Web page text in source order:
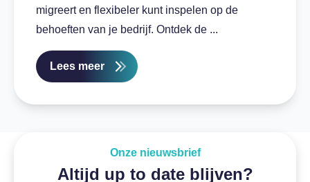
migreert en flexibeler kunt inspelen op de
behoeften van je bedrijf. Ontdek de ...
Lees meer
Onze nieuwsbrief
Altijd up to date blijven?